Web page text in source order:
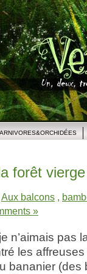
forêt
Aux balcons ,
»
n’aimais pas
les
bananier (des